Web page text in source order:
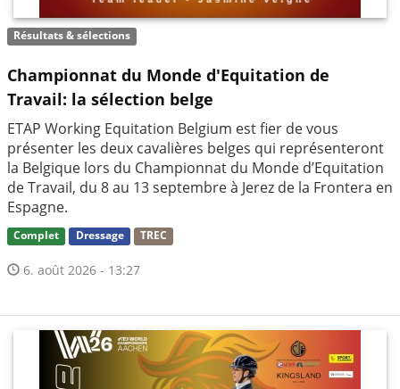
Résultats & sélections
Championnat du Monde d'Equitation de
Travail: la sélection belge
ETAP Working Equitation Belgium est fier de vous
présenter les deux cavalières belges qui représenteront
la Belgique lors du Championnat du Monde d’Equitation
de Travail, du 8 au 13 septembre à Jerez de la Frontera en
Espagne.
Complet Dressage TREC
6. août 2026 - 13:27